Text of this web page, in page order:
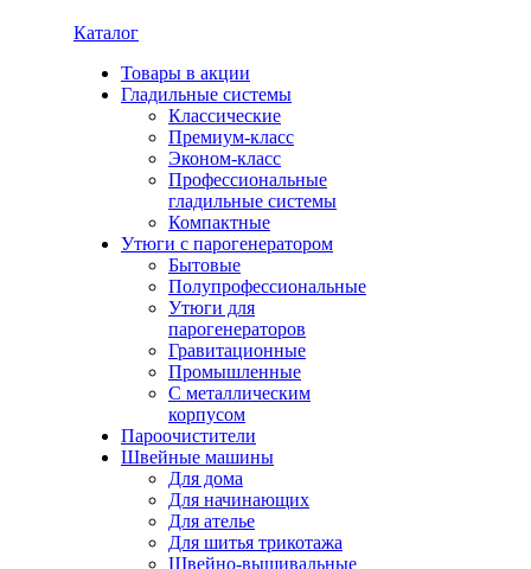
Каталог
Товары в акции
Гладильные системы
Классические
Премиум-класс
Эконом-класс
Профессиональные
гладильные системы
Компактные
Утюги с парогенератором
Бытовые
Полупрофессиональные
Утюги для
парогенераторов
Гравитационные
Промышленные
С металлическим
корпусом
Пароочистители
Швейные машины
Для дома
Для начинающих
Для ателье
Для шитья трикотажа
Швейно-вышивальные